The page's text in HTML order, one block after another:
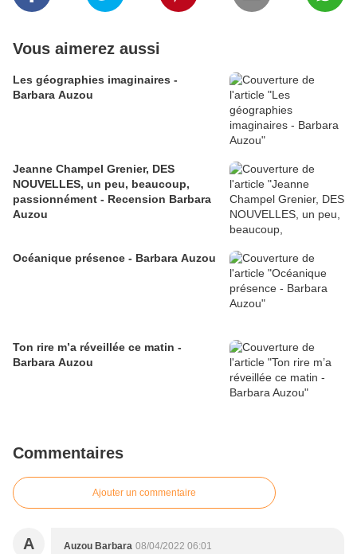
Vous aimerez aussi
Les géographies imaginaires -
Barbara Auzou
Jeanne Champel Grenier, DES
NOUVELLES, un peu, beaucoup,
passionnément - Recension Barbara
Auzou
Océanique présence - Barbara Auzou
Ton rire m’a réveillée ce matin -
Barbara Auzou
Commentaires
Ajouter un commentaire
A Auzou Barbara 08/04/2022 06:01